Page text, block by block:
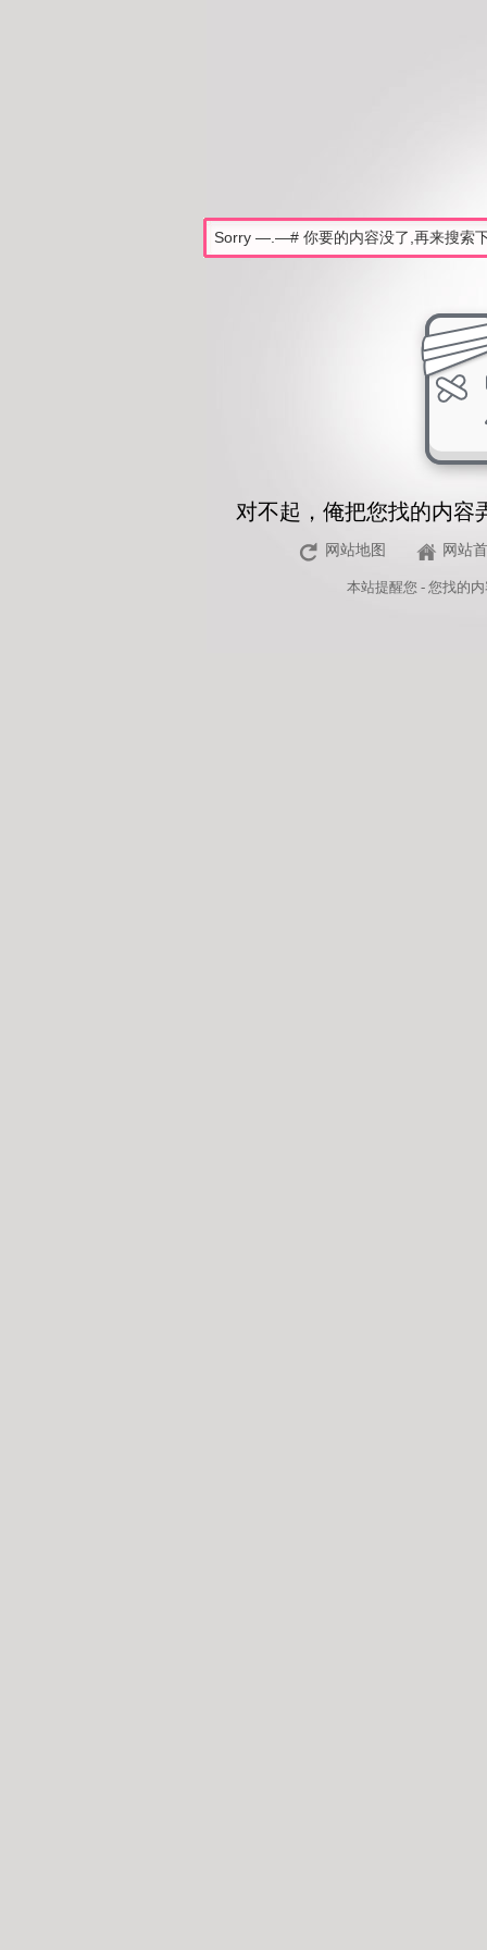
对不起，俺把您找的内容
网站地图 网站
本站提醒您 - 您找的